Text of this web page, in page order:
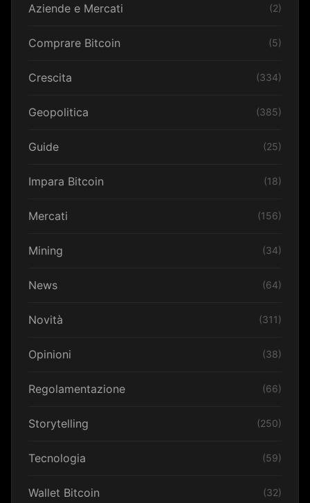
Aziende e Mercati (2)
Comprare Bitcoin (5)
Crescita (334)
Geopolitica (385)
Guide (25)
Impara Bitcoin (18)
Mercati (156)
Mining (34)
News (64)
Novità (311)
Opinioni (38)
Regolamentazione (66)
Storytelling (250)
Tecnologia (59)
Wallet Bitcoin (32)